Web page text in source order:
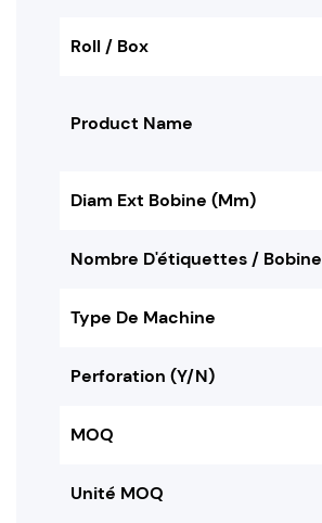
Roll / Box
Product Name
Diam Ext Bobine (mm)
Nombre D'étiquettes / Bobine
Type De Machine
Perforation (Y/N)
MOQ
Unité MOQ